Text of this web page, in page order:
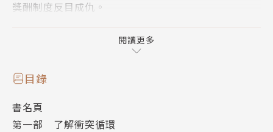
獎酬制度反目成仇。
一對母女為了打電話的事，成天你怪我、我怪你。
備受關注的高管團隊，因為接班問題陷入辦公室鬥
這些情況並不陌生，嘗試溝通解決問題的努力全都
閱讀更多
目錄
書名頁
第一部 了解衝突循環